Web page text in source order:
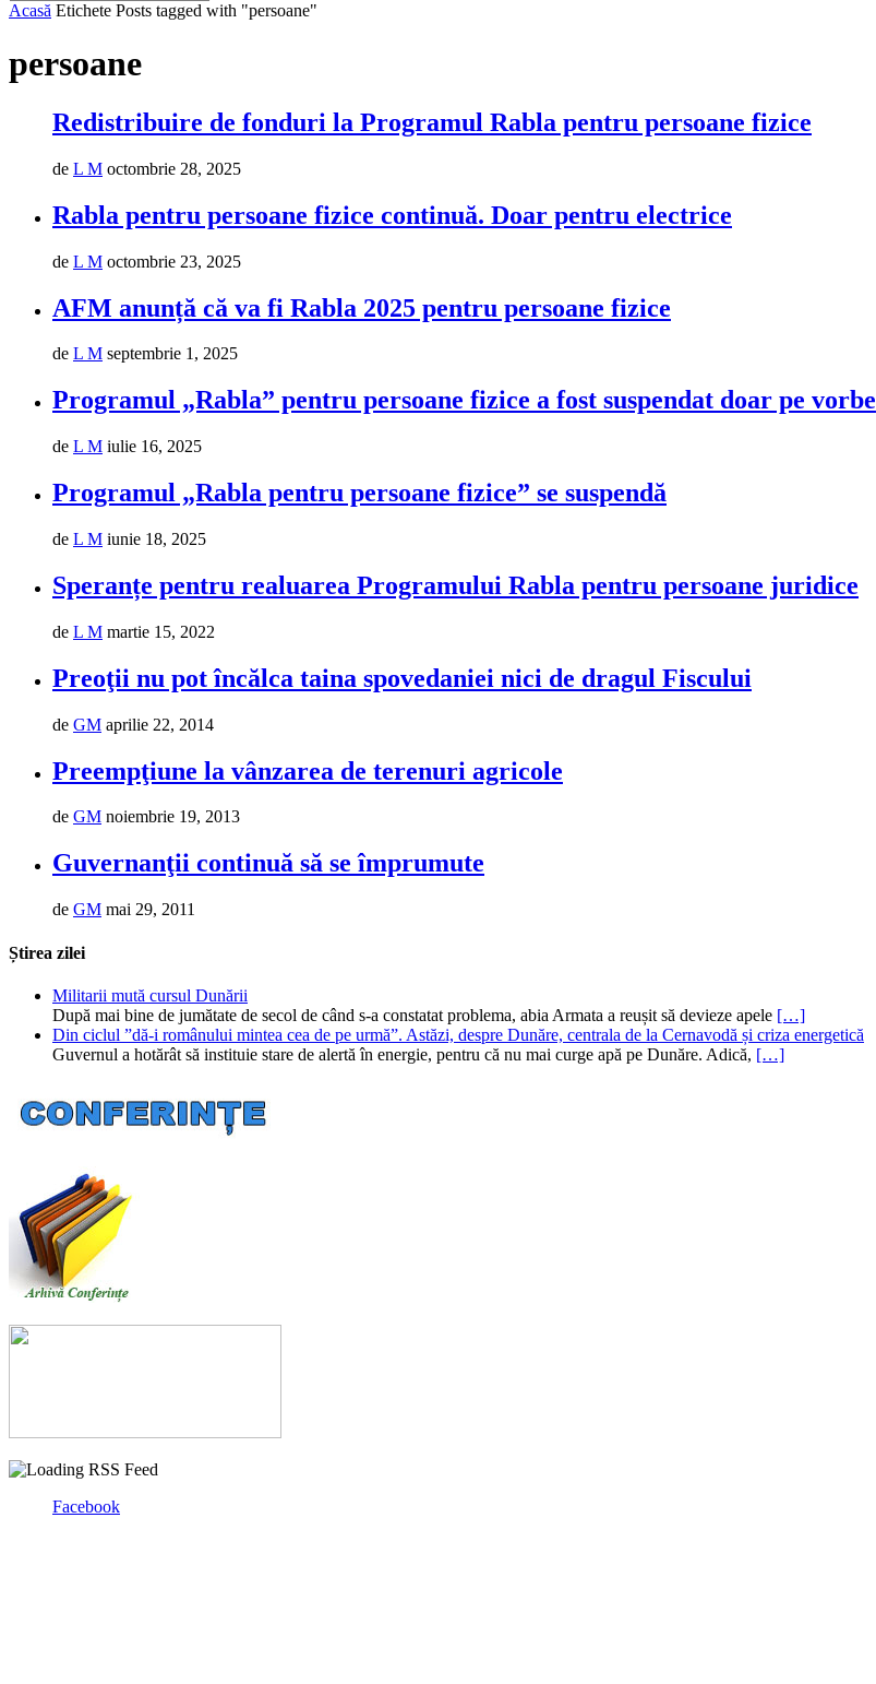
Acasă Etichete Posts tagged with "persoane"
persoane
Redistribuire de fonduri la Programul Rabla pentru persoane fizice
de L M octombrie 28, 2025
Rabla pentru persoane fizice continuă. Doar pentru electrice
de L M octombrie 23, 2025
AFM anunță că va fi Rabla 2025 pentru persoane fizice
de L M septembrie 1, 2025
Programul „Rabla” pentru persoane fizice a fost suspendat doar pe vorbe
de L M iulie 16, 2025
Programul „Rabla pentru persoane fizice” se suspendă
de L M iunie 18, 2025
Speranțe pentru realuarea Programului Rabla pentru persoane juridice
de L M martie 15, 2022
Preoţii nu pot încălca taina spovedaniei nici de dragul Fiscului
de GM aprilie 22, 2014
Preempţiune la vânzarea de terenuri agricole
de GM noiembrie 19, 2013
Guvernanţii continuă să se împrumute
de GM mai 29, 2011
Știrea zilei
Militarii mută cursul Dunării
După mai bine de jumătate de secol de când s-a constatat problema, abia Armata a reușit să devieze apele […]
Din ciclul ”dă-i românului mintea cea de pe urmă”. Astăzi, despre Dunăre, centrala de la Cernavodă și criza energetică
Guvernul a hotărât să instituie stare de alertă în energie, pentru că nu mai curge apă pe Dunăre. Adică, […]
Facebook